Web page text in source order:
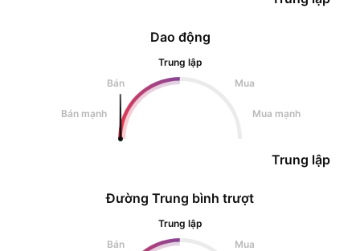
Dao động
Trung lập
Bán
Mua
Bán mạnh Mua mạnh
Trung lập
Đường Trung bình trượt
Trung lập
Bán
Mua